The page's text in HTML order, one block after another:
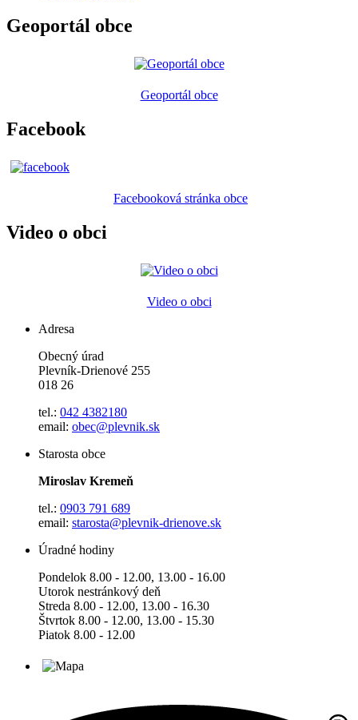
Geoportál obce
Geoportál obce
Facebook
Facebooková stránka obce
Video o obci
Video o obci
Adresa
Obecný úrad
Plevník-Drienové 255
018 26
tel.: 042 4382180
email: obec@plevnik.sk
Starosta obce
Miroslav Kremeň
tel.: 0903 791 689
email: starosta@plevnik-drienove.sk
Úradné hodiny
Pondelok 8.00 - 12.00, 13.00 - 16.00
Utorok nestránkový deň
Streda 8.00 - 12.00, 13.00 - 16.30
Štvrtok 8.00 - 12.00, 13.00 - 15.30
Piatok 8.00 - 12.00